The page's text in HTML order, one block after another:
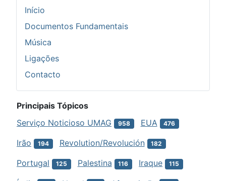
Início
Documentos Fundamentais
Música
Ligações
Contacto
Principais Tópicos
Serviço Noticioso UMAG
958 EUA 476
Irão 194 Revolution/Revolución 182
Portugal 125 Palestina 116 Iraque 115